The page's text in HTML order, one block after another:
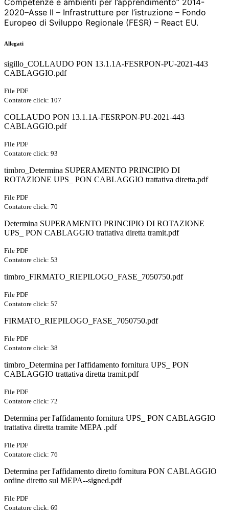
Competenze e ambienti per l’apprendimento” 2014-
2020–Asse II – Infrastrutture per l’istruzione – Fondo
Europeo di Sviluppo Regionale (FESR) – React EU.
Allegati
sigillo_COLLAUDO PON 13.1.1A-FESRPON-PU-2021-443
CABLAGGIO.pdf
File PDF
Contatore click: 107
COLLAUDO PON 13.1.1A-FESRPON-PU-2021-443
CABLAGGIO.pdf
File PDF
Contatore click: 93
timbro_Determina SUPERAMENTO PRINCIPIO DI
ROTAZIONE UPS_ PON CABLAGGIO trattativa diretta.pdf
File PDF
Contatore click: 70
Determina SUPERAMENTO PRINCIPIO DI ROTAZIONE
UPS_ PON CABLAGGIO trattativa diretta tramit.pdf
File PDF
Contatore click: 53
timbro_FIRMATO_RIEPILOGO_FASE_7050750.pdf
File PDF
Contatore click: 57
FIRMATO_RIEPILOGO_FASE_7050750.pdf
File PDF
Contatore click: 38
timbro_Determina per l'affidamento fornitura UPS_ PON
CABLAGGIO trattativa diretta tramit.pdf
File PDF
Contatore click: 72
Determina per l'affidamento fornitura UPS_ PON CABLAGGIO
trattativa diretta tramite MEPA .pdf
File PDF
Contatore click: 76
Determina per l'affidamento diretto fornitura PON CABLAGGIO
ordine diretto sul MEPA--signed.pdf
File PDF
Contatore click: 69